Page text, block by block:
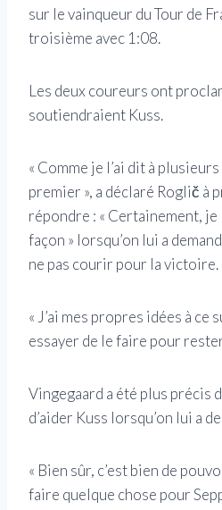
sur le vainqueur du Tour de
troisième avec 1:08.
Les deux coureurs ont
soutiendraient Kuss.
« Comme je l’ai dit à
premier », a déclaré Roglič à
répondre : « Certainement,
façon » lorsqu’on lui a
ne pas courir pour la victoire.
« J’ai mes propres idées à ce
essayer de le faire pour
Vingegaard a été plus précis
d’aider Kuss lorsqu’on lui a
« Bien sûr, c’est bien de
faire quelque chose pour